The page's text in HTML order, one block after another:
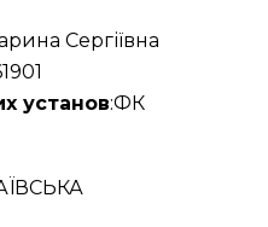
Сергіївна
установ:ФК